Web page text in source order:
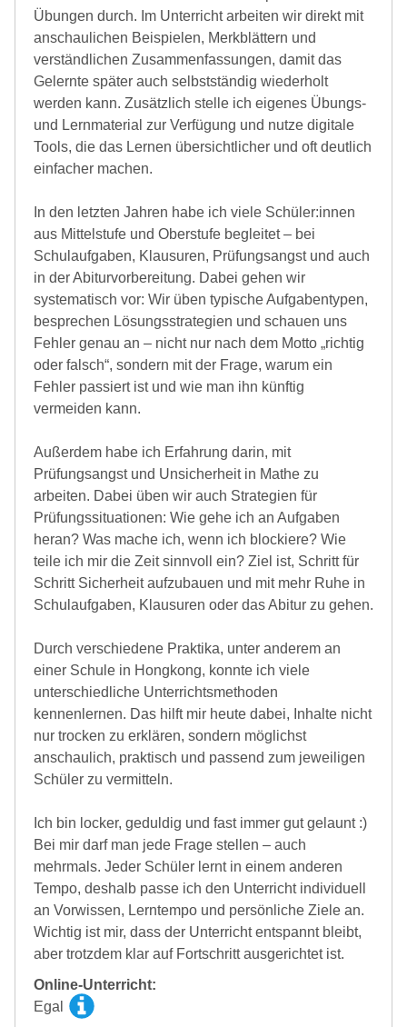
Übungen durch. Im Unterricht arbeiten wir direkt mit
anschaulichen Beispielen, Merkblättern und
verständlichen Zusammenfassungen, damit das
Gelernte später auch selbstständig wiederholt
werden kann. Zusätzlich stelle ich eigenes Übungs-
und Lernmaterial zur Verfügung und nutze digitale
Tools, die das Lernen übersichtlicher und oft deutlich
einfacher machen.
In den letzten Jahren habe ich viele Schüler:innen
aus Mittelstufe und Oberstufe begleitet – bei
Schulaufgaben, Klausuren, Prüfungsangst und auch
in der Abiturvorbereitung. Dabei gehen wir
systematisch vor: Wir üben typische Aufgabentypen,
besprechen Lösungsstrategien und schauen uns
Fehler genau an – nicht nur nach dem Motto „richtig
oder falsch“, sondern mit der Frage, warum ein
Fehler passiert ist und wie man ihn künftig
vermeiden kann.
Außerdem habe ich Erfahrung darin, mit
Prüfungsangst und Unsicherheit in Mathe zu
arbeiten. Dabei üben wir auch Strategien für
Prüfungssituationen: Wie gehe ich an Aufgaben
heran? Was mache ich, wenn ich blockiere? Wie
teile ich mir die Zeit sinnvoll ein? Ziel ist, Schritt für
Schritt Sicherheit aufzubauen und mit mehr Ruhe in
Schulaufgaben, Klausuren oder das Abitur zu gehen.
Durch verschiedene Praktika, unter anderem an
einer Schule in Hongkong, konnte ich viele
unterschiedliche Unterrichtsmethoden
kennenlernen. Das hilft mir heute dabei, Inhalte nicht
nur trocken zu erklären, sondern möglichst
anschaulich, praktisch und passend zum jeweiligen
Schüler zu vermitteln.
Ich bin locker, geduldig und fast immer gut gelaunt :)
Bei mir darf man jede Frage stellen – auch
mehrmals. Jeder Schüler lernt in einem anderen
Tempo, deshalb passe ich den Unterricht individuell
an Vorwissen, Lerntempo und persönliche Ziele an.
Wichtig ist mir, dass der Unterricht entspannt bleibt,
aber trotzdem klar auf Fortschritt ausgerichtet ist.
Online-Unterricht:
Egal